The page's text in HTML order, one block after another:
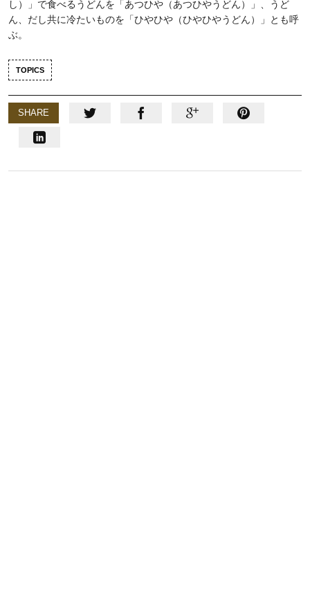
し）」で食べるうどんを「あつひや（あつひやうどん）」、うど
ん、だし共に冷たいものを「ひやひや（ひやひやうどん）」とも呼
ぶ。
TOPICS
SHARE